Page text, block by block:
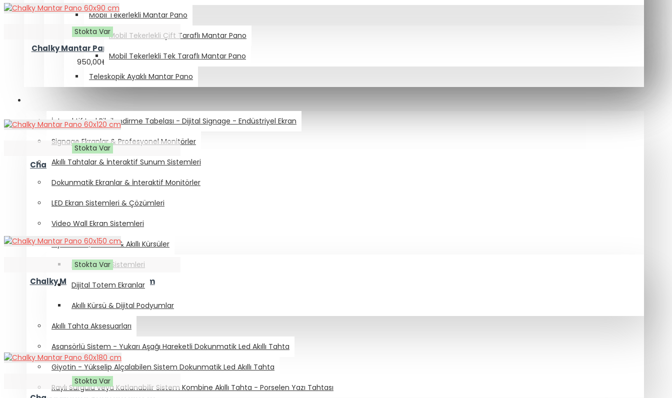
Mobil Tekerlekli Mantar Pano
Mobil Tekerlekli Çift Taraflı Mantar Pano
Mobil Tekerlekli Tek Taraflı Mantar Pano
Teleskopik Ayaklı Mantar Pano
İnteraktif Led Bilgilendirme Tabelası - Dijital Signage - Endüstriyel Ekran
Signage Ekranlar & Profesyonel Monitörler
Akıllı Tahtalar & İnteraktif Sunum Sistemleri
Dokunmatik Ekranlar & İnteraktif Monitörler
LED Ekran Sistemleri & Çözümleri
Video Wall Ekran Sistemleri
Dijital Kiosk, Totem & Akıllı Kürsüler
Dijital Kiosk Sistemleri
Dijital Totem Ekranlar
Akıllı Kürsü & Dijital Podyumlar
Akıllı Tahta Aksesuarları
Asansörlü Sistem - Yukarı Aşağı Hareketli Dokunmatik Led Akıllı Tahta
Giyotin - Yükselip Alçalabilen Sistem Dokunmatik Led Akıllı Tahta
Raylı Sürgülü veya Katlanabilir Sistem Kombine Akıllı Tahta - Porselen Yazı Tahtası
Stokta Var
Chalky Mantar Pano 60x90 cm
950,00₺
Stokta Var
Chalky Mantar Pano 60x120 cm
1.650,00₺
Stokta Var
Chalky Mantar Pano 60x150 cm
Stokta Var